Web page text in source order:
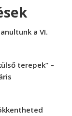
a VI.
terepek” –